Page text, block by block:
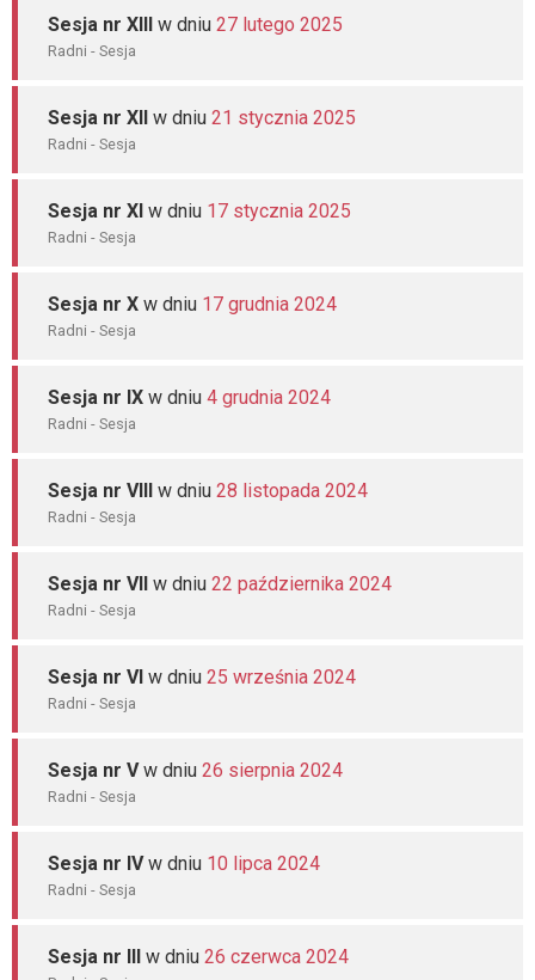
Sesja nr XIII w dniu 27 lutego 2025
Radni - Sesja
Sesja nr XII w dniu 21 stycznia 2025
Radni - Sesja
Sesja nr XI w dniu 17 stycznia 2025
Radni - Sesja
Sesja nr X w dniu 17 grudnia 2024
Radni - Sesja
Sesja nr IX w dniu 4 grudnia 2024
Radni - Sesja
Sesja nr VIII w dniu 28 listopada 2024
Radni - Sesja
Sesja nr VII w dniu 22 października 2024
Radni - Sesja
Sesja nr VI w dniu 25 września 2024
Radni - Sesja
Sesja nr Vw dniu 26 sierpnia 2024
Radni - Sesja
Sesja nr IVw dniu 10 lipca 2024
Radni - Sesja
Sesja nr III w dniu 26 czerwca 2024